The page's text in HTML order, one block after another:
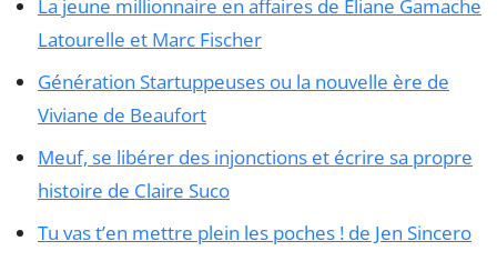
La jeune millionnaire en affaires de Eliane Gamache
Latourelle et Marc Fischer
Génération Startuppeuses ou la nouvelle ère de
Viviane de Beaufort
Meuf, se libérer des injonctions et écrire sa propre
histoire de Claire Suco
Tu vas t’en mettre plein les poches ! de Jen Sincero